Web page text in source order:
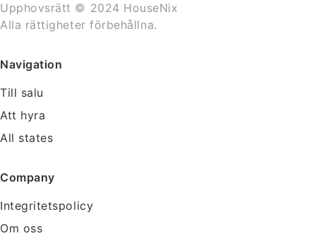
Upphovsrätt © 2024 HouseNix
Alla rättigheter förbehållna.
Navigation
Till salu
Att hyra
All states
Company
Integritetspolicy
Om oss